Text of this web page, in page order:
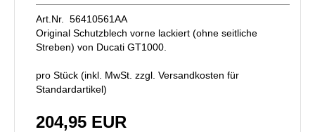
Art.Nr. 56410561AA
Original Schutzblech vorne lackiert (ohne seitliche
Streben) von Ducati GT1000.
pro Stück (inkl. MwSt. zzgl. Versandkosten für
Standardartikel)
204,95 EUR